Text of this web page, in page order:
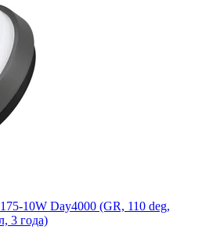
10W Day4000 (GR, 110 deg,
3 года)